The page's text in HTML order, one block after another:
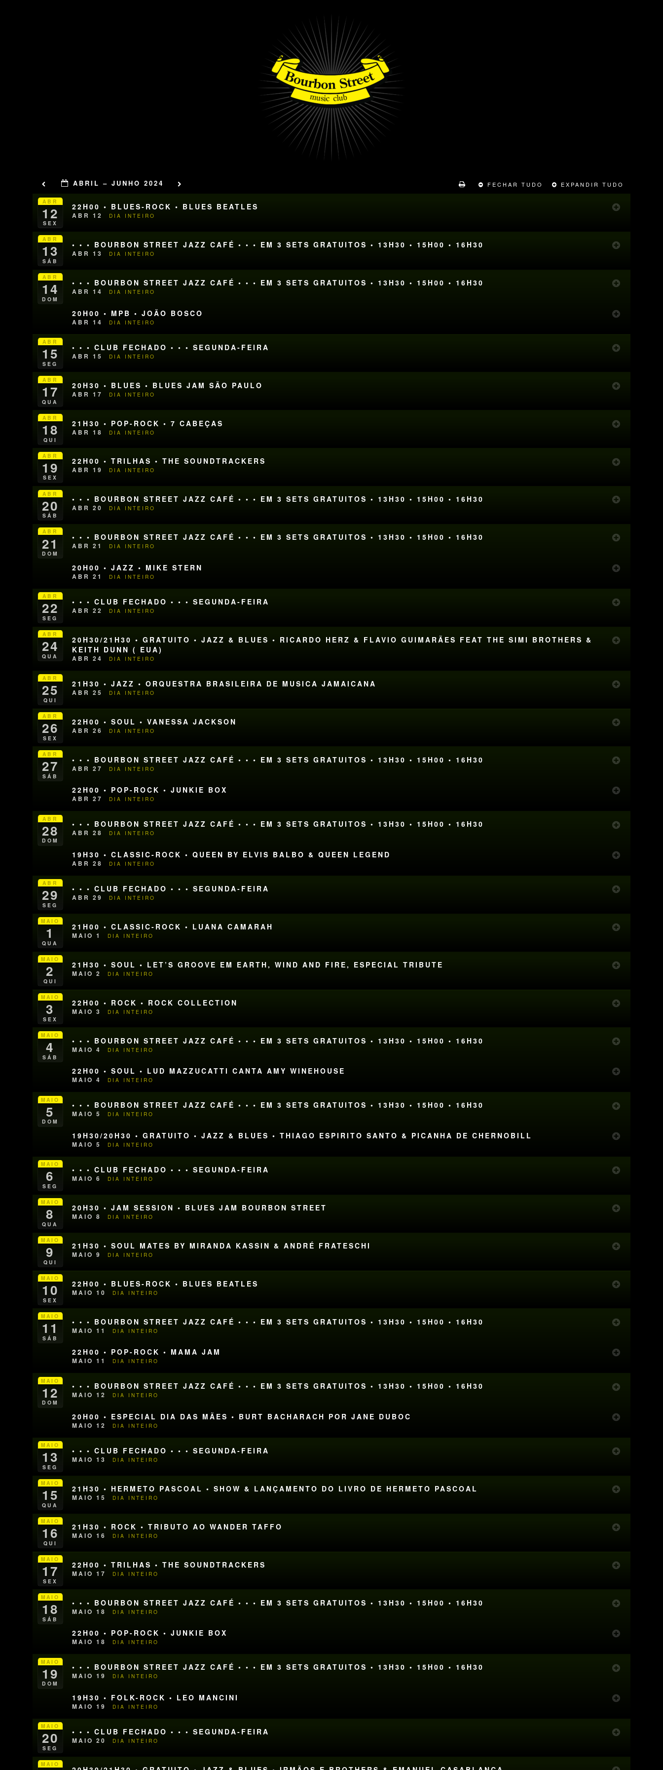
ABRIL – JUNHO 2024 FECHAR TUDO EXPANDIR TUDO
ABR
12
SEX
22H00 • BLUES-ROCK • BLUES BEATLES
ABR 12 DIA INTEIRO
ABR
13
SÁB
• • • BOURBON STREET JAZZ CAFÉ • • • EM 3 SETS GRATUITOS • 13H30 • 15H00 • 16H30
ABR 13 DIA INTEIRO
ABR
14
DOM
• • • BOURBON STREET JAZZ CAFÉ • • • EM 3 SETS GRATUITOS • 13H30 • 15H00 • 16H30
ABR 14 DIA INTEIRO
20H00 • MPB • JOÃO BOSCO
ABR 14 DIA INTEIRO
ABR
15
SEG
• • • CLUB FECHADO • • • SEGUNDA-FEIRA
ABR 15 DIA INTEIRO
ABR
17
QUA
20H30 • BLUES • BLUES JAM SÃO PAULO
ABR 17 DIA INTEIRO
ABR
18
QUI
21H30 • POP-ROCK • 7 CABEÇAS
ABR 18 DIA INTEIRO
ABR
19
SEX
22H00 • TRILHAS • THE SOUNDTRACKERS
ABR 19 DIA INTEIRO
ABR
20
SÁB
• • • BOURBON STREET JAZZ CAFÉ • • • EM 3 SETS GRATUITOS • 13H30 • 15H00 • 16H30
ABR 20 DIA INTEIRO
ABR
21
DOM
• • • BOURBON STREET JAZZ CAFÉ • • • EM 3 SETS GRATUITOS • 13H30 • 15H00 • 16H30
ABR 21 DIA INTEIRO
20H00 • JAZZ • MIKE STERN
ABR 21 DIA INTEIRO
ABR
22
SEG
• • • CLUB FECHADO • • • SEGUNDA-FEIRA
ABR 22 DIA INTEIRO
ABR
24
QUA
20H30/21H30 • GRATUITO • JAZZ & BLUES • RICARDO HERZ & FLAVIO GUIMARÃES FEAT THE SIMI BROTHERS &
KEITH DUNN ( EUA)
ABR 24 DIA INTEIRO
ABR
25
QUI
21H30 • JAZZ • ORQUESTRA BRASILEIRA DE MUSICA JAMAICANA
ABR 25 DIA INTEIRO
ABR
26
SEX
22H00 • SOUL • VANESSA JACKSON
ABR 26 DIA INTEIRO
ABR
27
SÁB
• • • BOURBON STREET JAZZ CAFÉ • • • EM 3 SETS GRATUITOS • 13H30 • 15H00 • 16H30
ABR 27 DIA INTEIRO
22H00 • POP-ROCK • JUNKIE BOX
ABR 27 DIA INTEIRO
ABR
28
DOM
• • • BOURBON STREET JAZZ CAFÉ • • • EM 3 SETS GRATUITOS • 13H30 • 15H00 • 16H30
ABR 28 DIA INTEIRO
19H30 • CLASSIC-ROCK • QUEEN BY ELVIS BALBO & QUEEN LEGEND
ABR 28 DIA INTEIRO
ABR
29
SEG
• • • CLUB FECHADO • • • SEGUNDA-FEIRA
ABR 29 DIA INTEIRO
MAIO
1
QUA
21H00 • CLASSIC-ROCK • LUANA CAMARAH
MAIO 1 DIA INTEIRO
MAIO
2
QUI
21H30 • SOUL • LET’S GROOVE EM EARTH, WIND AND FIRE, ESPECIAL TRIBUTE
MAIO 2 DIA INTEIRO
MAIO
3
SEX
22H00 • ROCK • ROCK COLLECTION
MAIO 3 DIA INTEIRO
MAIO
4
SÁB
• • • BOURBON STREET JAZZ CAFÉ • • • EM 3 SETS GRATUITOS • 13H30 • 15H00 • 16H30
MAIO 4 DIA INTEIRO
22H00 • SOUL • LUD MAZZUCATTI CANTA AMY WINEHOUSE
MAIO 4 DIA INTEIRO
MAIO
5
DOM
• • • BOURBON STREET JAZZ CAFÉ • • • EM 3 SETS GRATUITOS • 13H30 • 15H00 • 16H30
MAIO 5 DIA INTEIRO
19H30/20H30 • GRATUITO • JAZZ & BLUES • THIAGO ESPIRITO SANTO & PICANHA DE CHERNOBILL
MAIO 5 DIA INTEIRO
MAIO
6
SEG
• • • CLUB FECHADO • • • SEGUNDA-FEIRA
MAIO 6 DIA INTEIRO
MAIO
8
QUA
20H30 • JAM SESSION • BLUES JAM BOURBON STREET
MAIO 8 DIA INTEIRO
MAIO
9
QUI
21H30 • SOUL MATES BY MIRANDA KASSIN & ANDRÉ FRATESCHI
MAIO 9 DIA INTEIRO
MAIO
10
SEX
22H00 • BLUES-ROCK • BLUES BEATLES
MAIO 10 DIA INTEIRO
MAIO
11
SÁB
• • • BOURBON STREET JAZZ CAFÉ • • • EM 3 SETS GRATUITOS • 13H30 • 15H00 • 16H30
MAIO 11 DIA INTEIRO
22H00 • POP-ROCK • MAMA JAM
MAIO 11 DIA INTEIRO
MAIO
12
DOM
• • • BOURBON STREET JAZZ CAFÉ • • • EM 3 SETS GRATUITOS • 13H30 • 15H00 • 16H30
MAIO 12 DIA INTEIRO
20H00 • ESPECIAL DIA DAS MÃES • BURT BACHARACH POR JANE DUBOC
MAIO 12 DIA INTEIRO
MAIO
13
SEG
• • • CLUB FECHADO • • • SEGUNDA-FEIRA
MAIO 13 DIA INTEIRO
MAIO
15
QUA
21H30 • HERMETO PASCOAL • SHOW & LANÇAMENTO DO LIVRO DE HERMETO PASCOAL
MAIO 15 DIA INTEIRO
MAIO
16
QUI
21H30 • ROCK • TRIBUTO AO WANDER TAFFO
MAIO 16 DIA INTEIRO
MAIO
17
SEX
22H00 • TRILHAS • THE SOUNDTRACKERS
MAIO 17 DIA INTEIRO
MAIO
18
SÁB
• • • BOURBON STREET JAZZ CAFÉ • • • EM 3 SETS GRATUITOS • 13H30 • 15H00 • 16H30
MAIO 18 DIA INTEIRO
22H00 • POP-ROCK • JUNKIE BOX
MAIO 18 DIA INTEIRO
MAIO
19
DOM
• • • BOURBON STREET JAZZ CAFÉ • • • EM 3 SETS GRATUITOS • 13H30 • 15H00 • 16H30
MAIO 19 DIA INTEIRO
19H30 • FOLK-ROCK • LEO MANCINI
MAIO 19 DIA INTEIRO
MAIO
20
SEG
• • • CLUB FECHADO • • • SEGUNDA-FEIRA
MAIO 20 DIA INTEIRO
MAIO